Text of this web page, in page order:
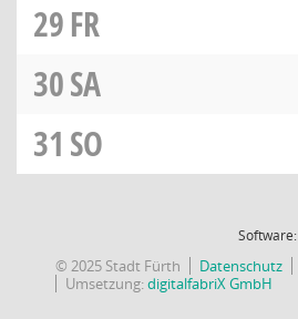
29FR
30SA
31 SO
Software:
© 2025 Stadt Fürth Datenschutz
Umsetzung:digitalfabriX GmbH